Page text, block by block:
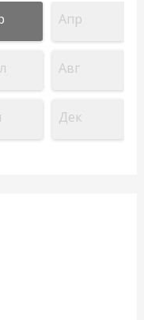
Апр
Авг
Дек